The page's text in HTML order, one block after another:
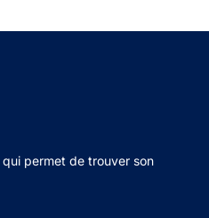
permet de trouver son